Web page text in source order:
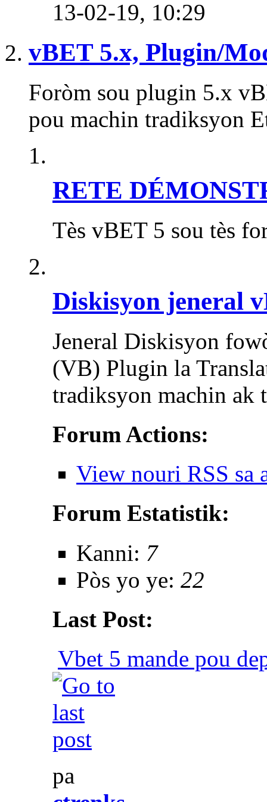
13-02-19, 10:29
vBET 5.x, Plugin/
Foròm sou plugin 5.x
pou machin tradiksyon
RETE
Tès vBET 5 sou tès
Diskisyon jeneral
Jeneral Diskisyon
(VB) Plugin la
tradiksyon machin ak
Forum Actions:
View nouri RSS sa
Forum Estatistik:
Kanni: 7
Pòs yo ye: 22
Last Post:
Vbet 5 mande pou
pa